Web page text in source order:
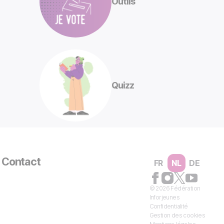
Quizz
Contact FR NL DE
© 2026 Fédération
Inforjeunes
Confidentialité
Gestion des cookies